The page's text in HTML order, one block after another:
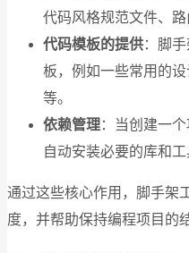
代码风格规范文件、路
代码模板的提供：脚
板，例如一些常用的
等。
依赖管理：当创建一
自动安装必要的库和
通过这些核心作用，脚手架
度，并帮助保持编程项目的